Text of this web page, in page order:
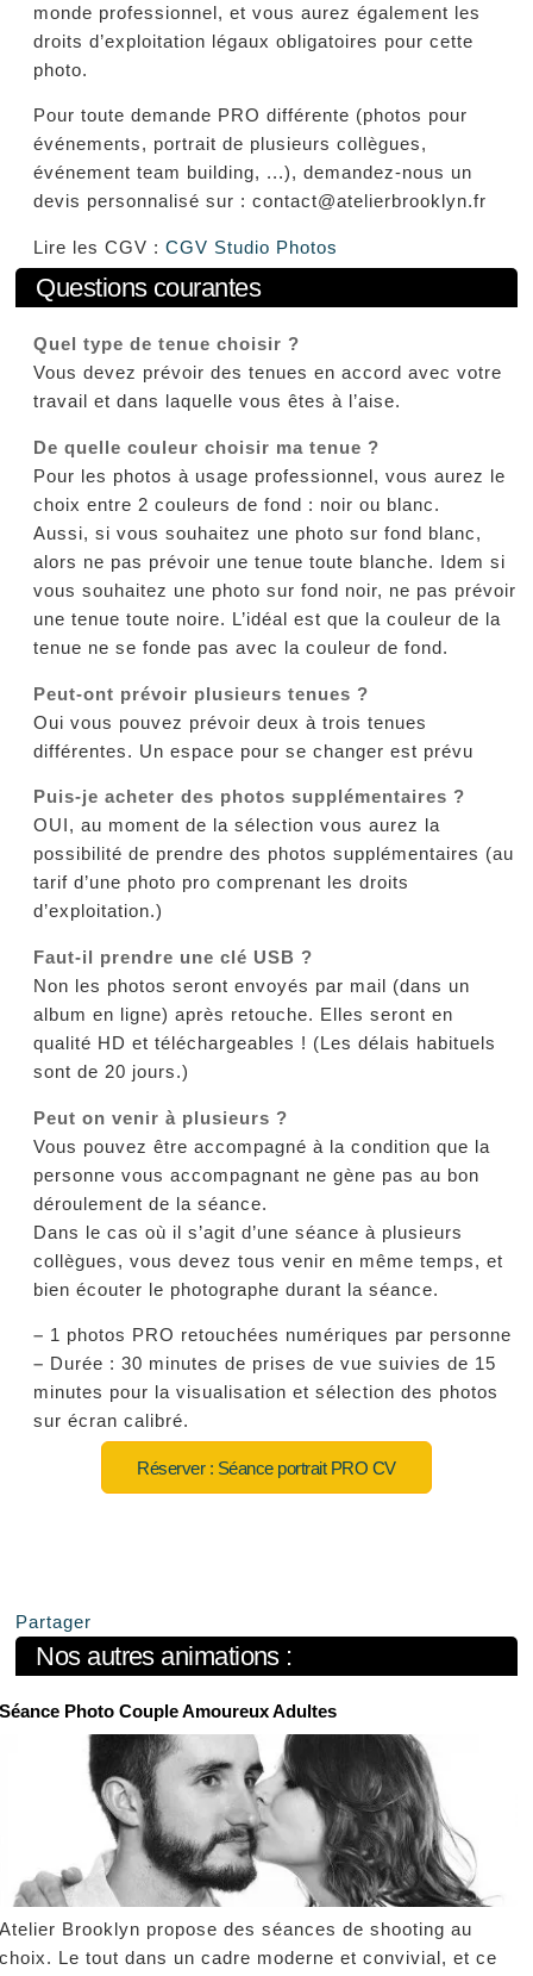
monde professionnel, et vous aurez également les
droits d’exploitation légaux obligatoires pour cette
photo.
Pour toute demande PRO différente (photos pour
événements, portrait de plusieurs collègues,
événement team building, ...), demandez-nous un
devis personnalisé sur : contact@atelierbrooklyn.fr
Lire les CGV :CGV Studio Photos
Questions courantes
Quel type de tenue choisir ?
Vous devez prévoir des tenues en accord avec votre
travail et dans laquelle vous êtes à l’aise.
De quelle couleur choisir ma tenue ?
Pour les photos à usage professionnel, vous aurez le
choix entre 2 couleurs de fond : noir ou blanc.
Aussi, si vous souhaitez une photo sur fond blanc,
alors ne pas prévoir une tenue toute blanche. Idem si
vous souhaitez une photo sur fond noir, ne pas prévoir
une tenue toute noire. L’idéal est que la couleur de la
tenue ne se fonde pas avec la couleur de fond.
Peut-ont prévoir plusieurs tenues ?
Oui vous pouvez prévoir deux à trois tenues
différentes. Un espace pour se changer est prévu
Puis-je acheter des photos supplémentaires ?
OUI, au moment de la sélection vous aurez la
possibilité de prendre des photos supplémentaires (au
tarif d’une photo pro comprenant les droits
d’exploitation.)
Faut-il prendre une clé USB ?
Non les photos seront envoyés par mail (dans un
album en ligne) après retouche. Elles seront en
qualité HD et téléchargeables ! (Les délais habituels
sont de 20 jours.)
Peut on venir à plusieurs ?
Vous pouvez être accompagné à la condition que la
personne vous accompagnant ne gène pas au bon
déroulement de la séance.
Dans le cas où il s’agit d’une séance à plusieurs
collègues, vous devez tous venir en même temps, et
bien écouter le photographe durant la séance.
– 1 photos PRO retouchées numériques par personne
– Durée : 30 minutes de prises de vue suivies de 15
minutes pour la visualisation et sélection des photos
sur écran calibré.
Réserver : Séance portrait PRO CV
Partager
Nos autres animations :
Photo Couple Amoureux Adultes
Brooklyn propose des séances de shooting au
Le tout dans un cadre moderne et convivial, et ce